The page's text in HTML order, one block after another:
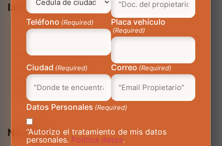
Información Legal
Términos y Condiciones
Aviso de privacidad y política de tratamiento de datos personales
Preguntas Frecuentes
Línea Ética AutoMás
Reglamento Int
Política de privacidad
Nosotros
Teléfono (Required) Placa vehículo
(Required)
Ciudad (Required) Correo (Required)
Datos Personales (Required)
“Autorizo el tratamiento de mis datos
personales. Politica datos.